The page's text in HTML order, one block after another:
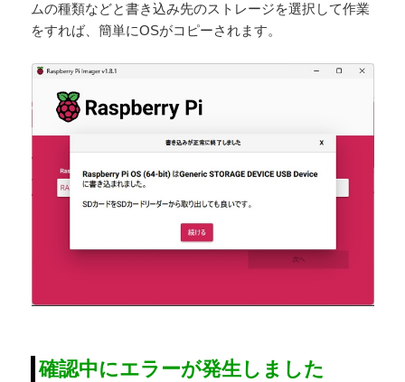
ムの種類などと書き込み先のストレージを選択して作業
をすれば、簡単にOSがコピーされます。
確認中にエラーが発生しました